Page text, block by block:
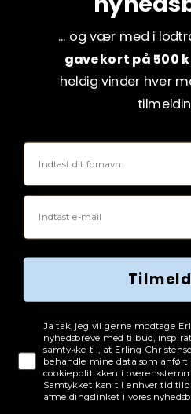
... og vær med i
gavekort på 500
heldig vinder hver
Fornavn
Email
Tjekboks samtykke
Ja tak, jeg vil gerne modtage
nyhedsbreve med tilbud,
samtykke til, at Erling
behandle mine data som anført
cookiepolitikken i
Samtykket kan til enhver tid
afmeldingslinket i vores